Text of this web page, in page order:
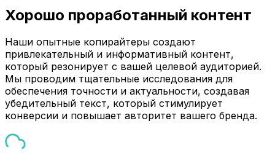
Хорошо проработанный контент
Наши опытные копирайтеры создают
привлекательный и информативный контент,
который резонирует с вашей целевой аудиторией.
Мы проводим тщательные исследования для
обеспечения точности и актуальности, создавая
убедительный текст, который стимулирует
конверсии и повышает авторитет вашего бренда.